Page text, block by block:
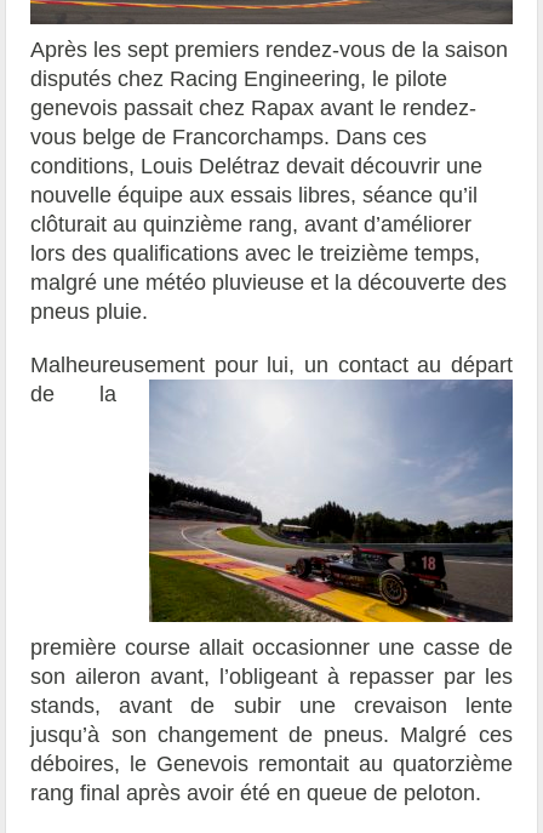
Après les sept premiers rendez-vous de la saison
disputés chez Racing Engineering, le pilote
genevois passait chez Rapax avant le rendez-
vous belge de Francorchamps. Dans ces
conditions, Louis Delétraz devait découvrir une
nouvelle équipe aux essais libres, séance qu’il
clôturait au quinzième rang, avant d’améliorer
lors des qualifications avec le treizième temps,
malgré une météo pluvieuse et la découverte des
pneus pluie.
Malheureusement pour lui, un contact au départ
de
la
première course allait occasionner une casse de
son aileron avant, l’obligeant à repasser par les
stands, avant de subir une crevaison lente
jusqu’à son changement de pneus. Malgré ces
déboires, le Genevois remontait au quatorzième
rang final après avoir été en queue de peloton.